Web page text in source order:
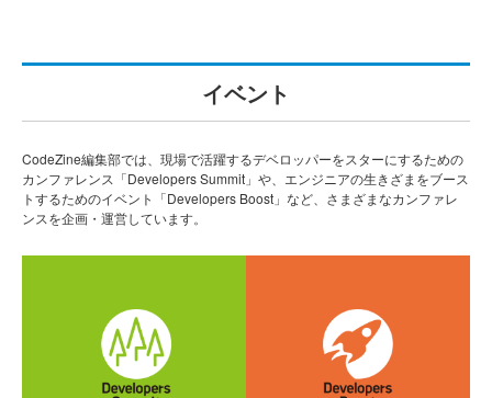
イベント
CodeZine編集部では、現場で活躍するデベロッパーをスターにするための
カンファレンス「Developers Summit」や、エンジニアの生きざまをブース
トするためのイベント「Developers Boost」など、さまざまなカンファレ
ンスを企画・運営しています。